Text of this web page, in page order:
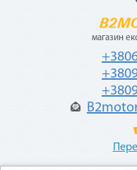
магазин
«Мгновенная